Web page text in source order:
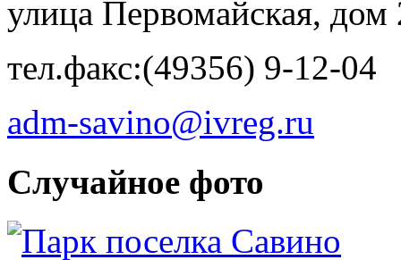
улица Первомайская, дом
тел.факс:(49356) 9-12-04
adm-savino@ivreg.ru
Случайное фото